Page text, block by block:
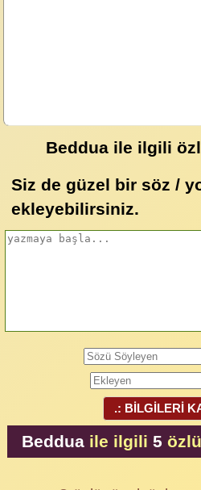
Beddua ile ilgili
Siz de güzel bir söz /
ekleyebilirsiniz.
.: BİLGİLERİ
Beddua ile ilgili 5